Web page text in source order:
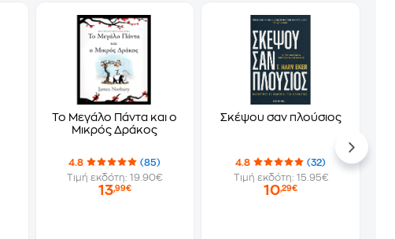
Το Μεγάλο Πάντα και ο
Μικρός Δράκος
4.8
(85)
Τιμή εκδότη: 19.90€
13,99€
Σκέψου σαν πλούσιος
4.8
(32)
Τιμή εκδότη: 15.95€
10,29€